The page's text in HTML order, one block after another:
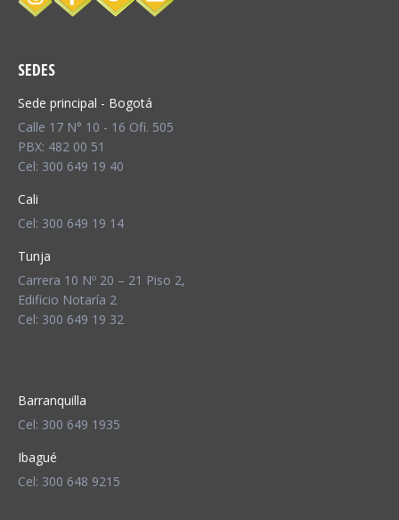
SEDES
Sede principal - Bogotá
Calle 17 N° 10 - 16 Ofi. 505
PBX: 482 00 51
Cel: 300 649 19 40
Cali
Cel: 300 649 19 14
Tunja
Carrera 10 Nº 20 – 21 Piso 2,
Edificio Notaría 2
Cel: 300 649 19 32
Barranquilla
Cel: 300 649 1935
Ibagué
Cel: 300 648 9215